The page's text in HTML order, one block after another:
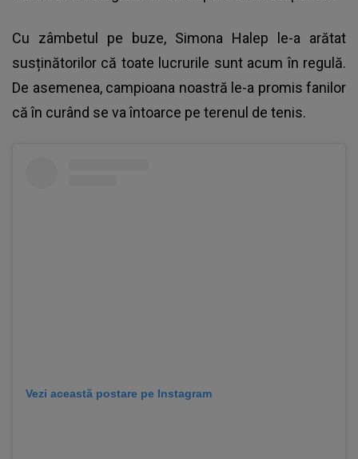
Cu zâmbetul pe buze, Simona Halep le-a arătat
susținătorilor că toate lucrurile sunt acum în regulă.
De asemenea, campioana noastră le-a promis fanilor
că în curând se va întoarce pe terenul de tenis.
Vezi această postare pe Instagram